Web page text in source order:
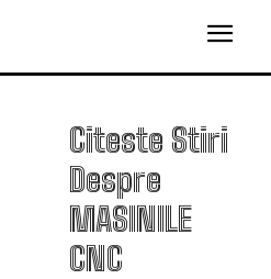
Citeste Stiri
Despre
MASINILE
CNC
M